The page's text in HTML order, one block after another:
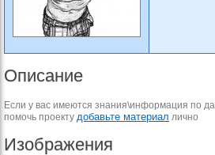
Описание
Если у вас имеются знания\информация по
помочь проекту добавьте материал лично
Изображения